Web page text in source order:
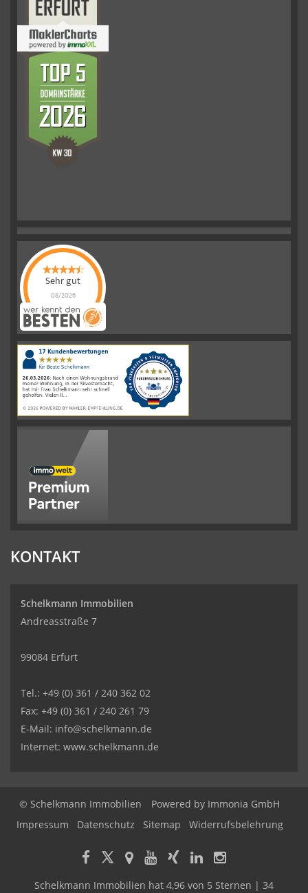
Sehr gut
08/2026
Schelkmann
Immobilienhat
|110Schelkmann
ImmobilienBewertungen
auf
werkenntdenBESTEN.de
KONTAKT
Schelkmann Immobilien
Andreasstraße 7
99084 Erfurt
Tel.: +49 (0) 361 / 240 362 02
Fax: +49 (0) 361 / 240 261 79
E-Mail: info@schelkmann.de
Internet: www.schelkmann.de
© Schelkmann Immobilien Powered by Immonia GmbH
Impressum
Datenschutz Sitemap Widerrufsbelehrung
Schelkmann Immobilien hat 4,96 von 5 Sternen | 34